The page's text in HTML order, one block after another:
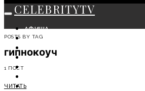
CELEBRITYTV
АФИША
СОБЫТИЯ
КРАСОТА
МОДА
СОВЕТЫ ЭКСПЕРТОВ
POSTS BY TAG
гипнокоуч
1 ПОСТ
ЧИТАТЬ